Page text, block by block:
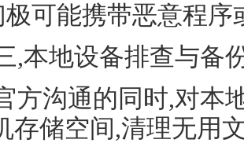
极可能携带恶意程
,本地设备排查与备
方沟通的同时,对本
存储空间,清理无用